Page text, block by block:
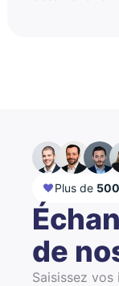
Plus de
de
Saisissez